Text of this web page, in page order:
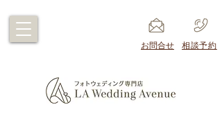
​お問合せ ​相談予約